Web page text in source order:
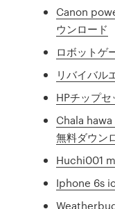
Canon
ウンロード
ロボットゲ
リバイバル
HPチップ
Chala
無料ダウン
Huchi001
Iphone 6s